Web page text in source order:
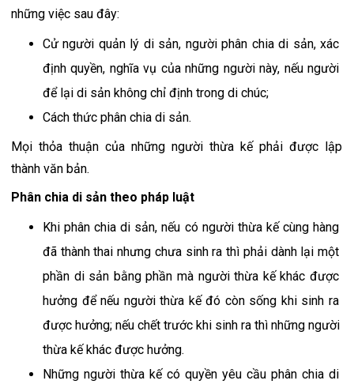
những việc sau đây:
Cử người quản lý di sản, người phân chia di sản, xác
định quyền, nghĩa vụ của những người này, nếu người
để lại di sản không chỉ định trong di chúc;
Cách thức phân chia di sản.
Mọi thỏa thuận của những người thừa kế phải được lập
thành văn bản.
Phân chia di sản theo pháp luật
Khi phân chia di sản, nếu có người thừa kế cùng hàng
đã thành thai nhưng chưa sinh ra thì phải dành lại một
phần di sản bằng phần mà người thừa kế khác được
hưởng để nếu người thừa kế đó còn sống khi sinh ra
được hưởng; nếu chết trước khi sinh ra thì những người
thừa kế khác được hưởng.
Những người thừa kế có quyền yêu cầu phân chia di